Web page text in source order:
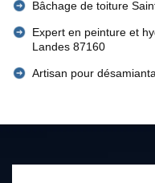
Bâchage de toiture
Expert en peinture et
Landes 87160
Artisan pour